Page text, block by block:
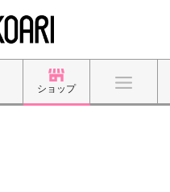
ショップ